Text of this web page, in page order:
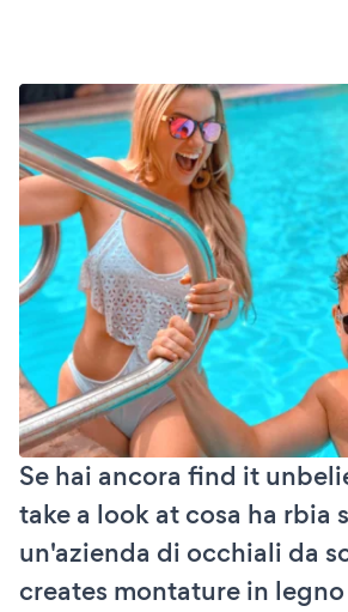
Se hai ancora find it
take a look at cosa ha rbia
un'azienda di occhiali da
creates montature in